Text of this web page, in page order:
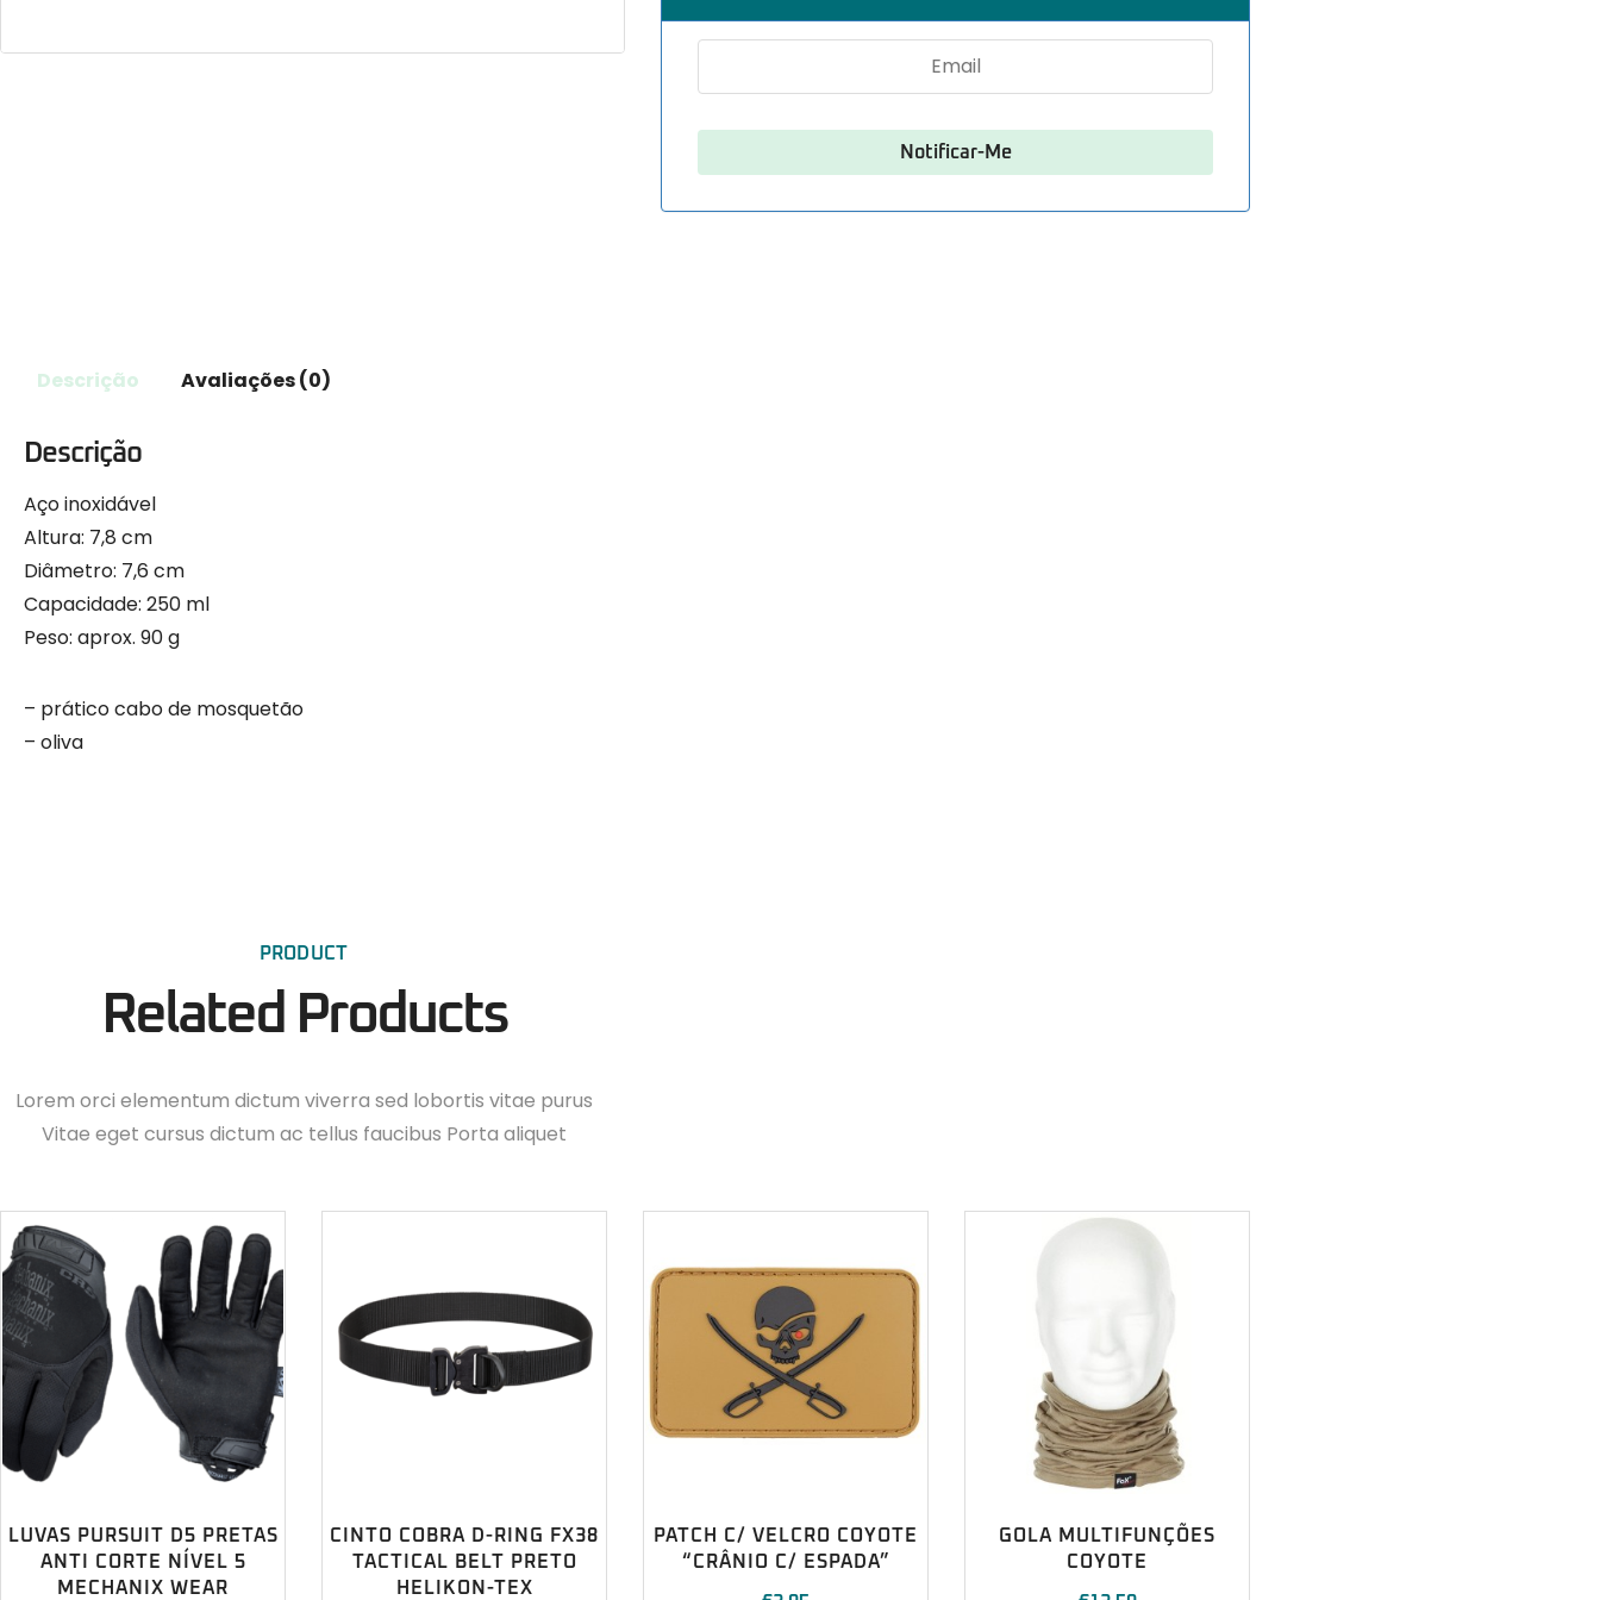
Descrição Avaliações (0)
Descrição
Aço inoxidável
Altura: 7,8 cm
Diâmetro: 7,6 cm
Capacidade: 250 ml
Peso: aprox. 90 g
– prático cabo de mosquetão
– oliva
PRODUCT
Related Products
Lorem orci elementum dictum viverra sed lobortis vitae purus
Vitae eget cursus dictum ac tellus faucibus Porta aliquet
LUVAS PURSUIT D5 PRETAS
ANTI CORTE NÍVEL 5
MECHANIX WEAR
CINTO COBRA D-RING FX38
TACTICAL BELT PRETO
HELIKON-TEX
PATCH C/ VELCRO COYOTE
“CRÂNIO C/ ESPADA”
GOLA MULTIFUNÇÕES
COYOTE